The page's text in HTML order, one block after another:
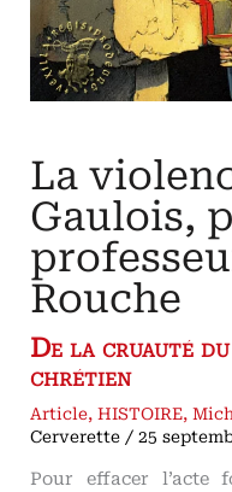
La
Gaulois,
Rouche
De la cruauté du
chrétien
Article,HISTOIRE,
Cerverette /25
Pour effacer